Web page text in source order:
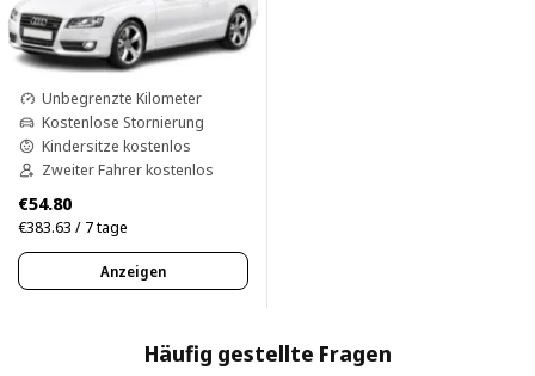
Unbegrenzte Kilometer
Kostenlose Stornierung
Kindersitze kostenlos
Zweiter Fahrer kostenlos
€54.80
€383.63 / 7 tage
Anzeigen
Häufig gestellte Fragen